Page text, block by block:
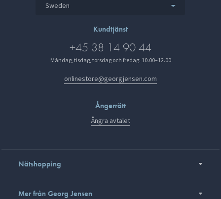
Sweden
Kundtjänst
+45 38 14 90 44
Måndag, tisdag, torsdag och fredag: 10.00–12.00
onlinestore@georgjensen.com
Ångerrätt
Ångra avtalet
Nätshopping
Mer från Georg Jensen